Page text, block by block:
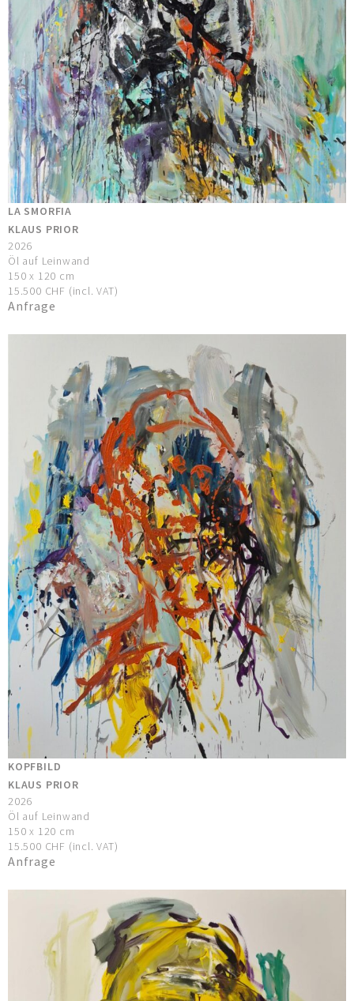
LA SMORFIA
KLAUS PRIOR
2026
Öl auf Leinwand
150 x 120 cm
15.500 CHF (incl. VAT)
Anfrage
KOPFBILD
KLAUS PRIOR
2026
Öl auf Leinwand
150 x 120 cm
15.500 CHF (incl. VAT)
Anfrage